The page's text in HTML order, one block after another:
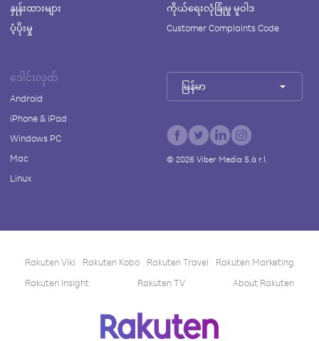
နှုန်းထားများ
ပံ့ပိုးမှု
ကိုယ်ရေးလုံခြုံမှု မူဝါဒ
Customer Complaints Code
ဒေါင်းလုတ်
Android
iPhone & iPad
Windows PC
Mac
Linux
မြန်မာ
© 2026Viber Media S.à r.l.
Rakuten Viki Rakuten Kobo Rakuten Travel
Rakuten Marketing
Rakuten Insight
Rakuten TV About Rakuten